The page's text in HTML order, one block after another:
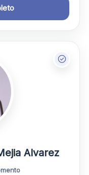
Alvarez